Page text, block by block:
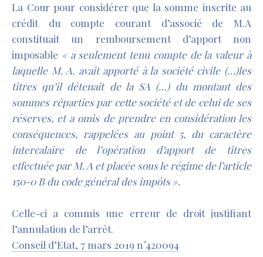
La Cour pour considérer que la somme inscrite au
crédit du compte courant d’associé de M.A
constituait un remboursement d’apport non
imposable « a seulement tenu compte de la valeur à
laquelle M. A. avait apporté à la société civile (…)les
titres qu’il détenait de la SA (…) du montant des
sommes réparties par cette société et de celui de ses
réserves, et a omis de prendre en considération les
conséquences, rappelées au point 5, du caractère
intercalaire de l’opération d’apport de titres
effectuée par M. A et placée sous le régime de l’article
150-0 B du code général des impôts ».
Celle-ci a commis une erreur de droit justifiant
l’annulation de l’arrêt.
Conseil d’Etat, 7 mars 2019 n°420094